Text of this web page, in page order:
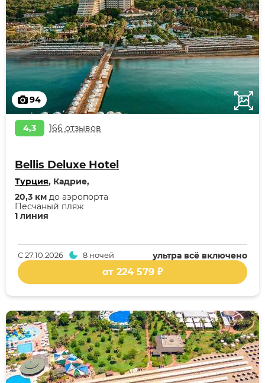
94
4,3 166 отзывов
Bellis Deluxe Hotel
Турция, Кадрие,
1 линия
Песчаный пляж
20,3 км до аэропорта
ультра всё включено
С27.10.2026 8 ночей
от 224 579 ₽